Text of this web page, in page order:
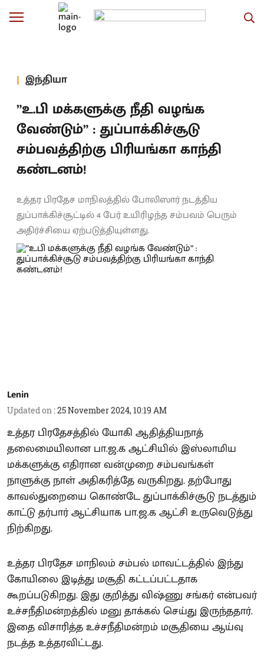
இந்தியா
”உ.பி மக்களுக்கு நீதி வழங்க
வேண்டும்” : துப்பாக்கிச்சூடு
சம்பவத்திற்கு பிரியங்கா காந்தி
கண்டனம்!
உத்தர பிரதேச மாநிலத்தில் போலிஸார் நடத்திய
துப்பாக்கிச்சூட்டில் 4 பேர் உயிரிழந்த சம்பவம் பெரும்
அதிர்ச்சியை ஏற்படுத்தியுள்ளது.
Lenin
Updated on :25 November 2024, 10:19 AM
உத்தர பிரதேசத்தில் யோகி ஆதித்தியநாத்
தலைமையிலான பா.ஜ.க ஆட்சியில் இஸ்லாமிய
மக்களுக்கு எதிரான வன்முறை சம்பவங்கள்
நாளுக்கு நாள் அதிகரித்தே வருகிறது. தற்போது
காவல்துறையை கொண்டே துப்பாக்கிச்சூடு நடத்தும்
காட்டு தர்பார் ஆட்சியாக பா.ஜ.க ஆட்சி உருவெடுத்து
நிற்கிறது.
உத்தர பிரதேச மாநிலம் சம்பல் மாவட்டத்தில் இந்து
கோயிலை இடித்து மசூதி கட்டப்பட்டதாக
கூறப்படுகிறது. இது குறித்து விஷ்ணு சங்கர் என்பவர்
உச்சநீதிமன்றத்தில் மனு தாக்கல் செய்து இருந்ததார்.
இதை விசாரித்த உச்சநீதிமன்றம் மசூதியை ஆய்வு
நடத்த உத்தரவிட்டது.